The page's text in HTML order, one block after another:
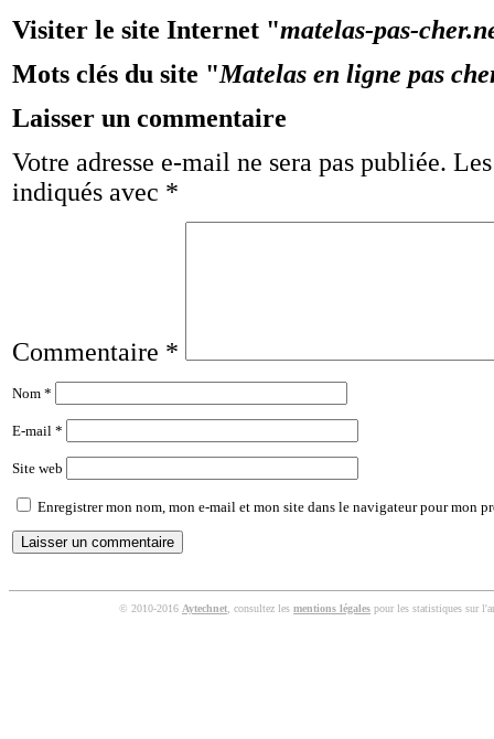
Visiter le site Internet "matelas-pas-
Mots clés du site "Matelas en ligne pas
Laisser un commentaire
Votre adresse e-mail ne sera pas publiée.
indiqués avec *
Commentaire *
Nom *
E-mail *
Site web
Enregistrer mon nom, mon e-mail et mon site dans le navigateur pour mon
© 2010-2016 Aytechnet , consultez les mentions légales pour les statistiques sur